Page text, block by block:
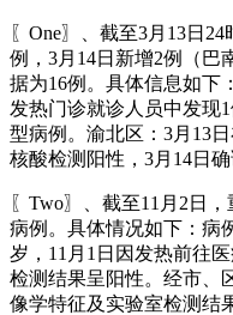
〖One〗、截至3月13日
例，3月14日新增2例（巴
据为16例。具体信息如下
发热门诊就诊人员中发现
型病例。渝北区：3月13
核酸检测阳性，3月14日确
〖Two〗、截至11月2日
病例。具体情况如下：病
岁，11月1日因发热前往
检测结果呈阳性。经市、
像学特征及实验室检测结